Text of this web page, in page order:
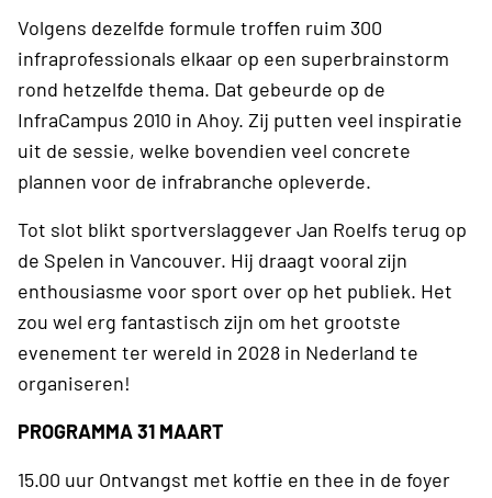
Volgens dezelfde formule troffen ruim 300
infraprofessionals elkaar op een superbrainstorm
rond hetzelfde thema. Dat gebeurde op de
InfraCampus 2010 in Ahoy. Zij putten veel inspiratie
uit de sessie, welke bovendien veel concrete
plannen voor de infrabranche opleverde.
Tot slot blikt sportverslaggever Jan Roelfs terug op
de Spelen in Vancouver. Hij draagt vooral zijn
enthousiasme voor sport over op het publiek. Het
zou wel erg fantastisch zijn om het grootste
evenement ter wereld in 2028 in Nederland te
organiseren!
PROGRAMMA 31 MAART
15.00 uur Ontvangst met koffie en thee in de foyer